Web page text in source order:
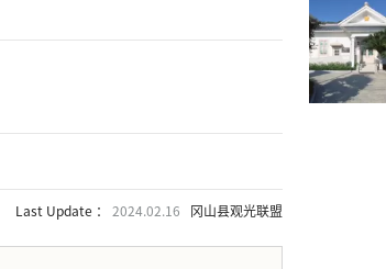
Last Update ： 2024.02.16 冈山县观光联盟